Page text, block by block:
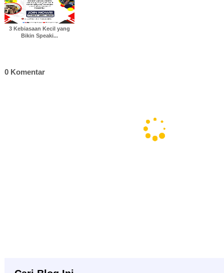
3 Kebiasaan Kecil yang
Bikin Speaki...
0 Komentar